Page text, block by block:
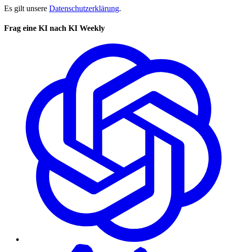
Es gilt unsere Datenschutzerklärung.
Frag eine KI nach KI Weekly